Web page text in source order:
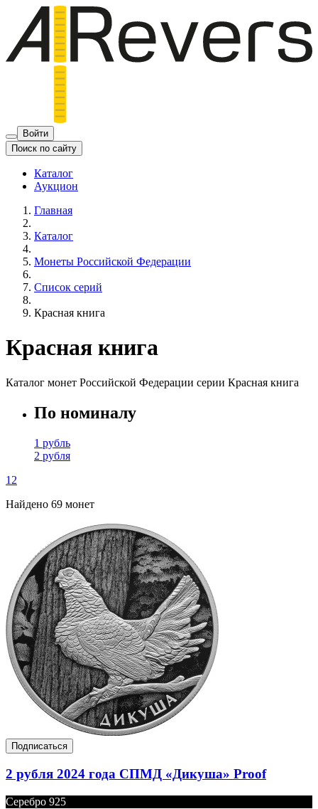
Войти
Поиск по сайту
Каталог
Аукцион
Главная
Каталог
Монеты Российской Федерации
Список серий
Красная книга
Красная книга
Каталог монет Российской Федерации серии Красная книга
По номиналу
1 рубль
2 рубля
1 2
Найдено 69 монет
Подписаться
2 рубля 2024 года СПМД «Дикуша» Proof
Серебро 925